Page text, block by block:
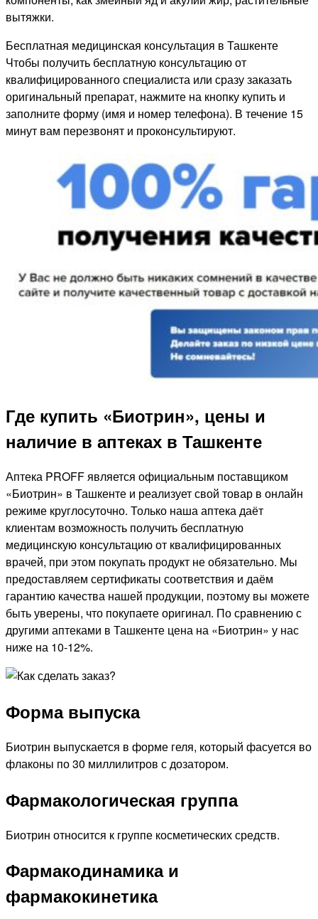
вытяжки.
Бесплатная медицинская консультация в Ташкенте
Чтобы получить бесплатную консультацию от
квалифицированного специалиста или сразу заказать
оригинальный препарат, нажмите на кнопку купить и
заполните форму (имя и номер телефона). В течение 15
минут вам перезвонят и проконсультируют.
Где купить «Биотрин», цены и
наличие в аптеках в Ташкенте
Аптека PROFF является официальным поставщиком
«Биотрин» в Ташкенте и реализует свой товар в онлайн
режиме круглосуточно. Только наша аптека даёт
клиентам возможность получить бесплатную
медицинскую консультацию от квалифицированных
врачей, при этом покупать продукт не обязательно. Мы
предоставляем сертификаты соответствия и даём
гарантию качества нашей продукции, поэтому вы можете
быть уверены, что покупаете оригинал. По сравнению с
другими аптеками в Ташкенте цена на «Биотрин» у нас
ниже на 10-12%.
Форма выпуска
Биотрин выпускается в форме геля, который фасуется во
флаконы по 30 миллилитров с дозатором.
Фармакологическая группа
Биотрин относится к группе косметических средств.
Фармакодинамика и
фармакокинетика